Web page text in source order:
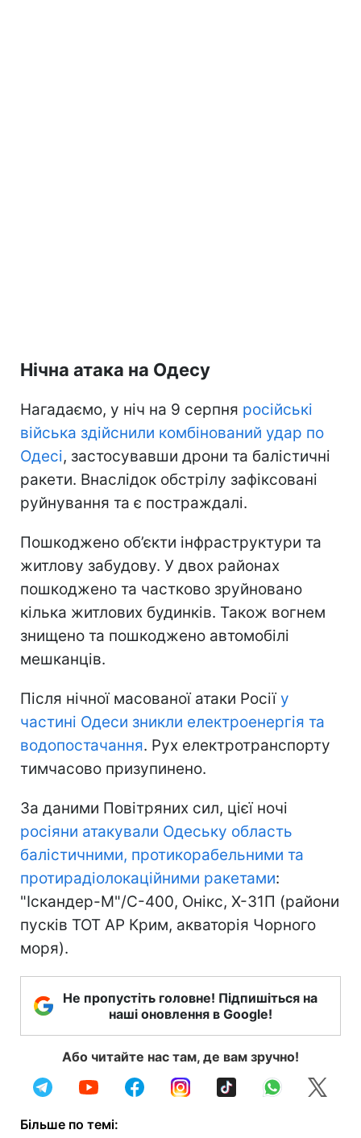
Нічна атака на Одесу
Нагадаємо, у ніч на 9 серпня російські
війська здійснили комбінований удар по
Одесі, застосувавши дрони та балістичні
ракети. Внаслідок обстрілу зафіксовані
руйнування та є постраждалі.
Пошкоджено об’єкти інфраструктури та
житлову забудову. У двох районах
пошкоджено та частково зруйновано
кілька житлових будинків. Також вогнем
знищено та пошкоджено автомобілі
мешканців.
Після нічної масованої атаки Росіїу
частині Одеси зникли електроенергія та
водопостачання. Рух електротранспорту
тимчасово призупинено.
За даними Повітряних сил, цієї ночі
росіяни атакували Одеську область
балістичними, протикорабельними та
протирадіолокаційними ракетами:
"Іскандер-М"/С-400, Онікс, Х-31П (райони
пусків ТОТ АР Крим, акваторія Чорного
моря).
Не пропустіть головне! Підпишіться на
наші оновлення в Google!
Або читайте нас там, де вам зручно!
Більше по темі: